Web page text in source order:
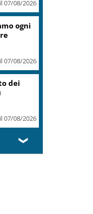
il 07/08/2026
ogni
il 07/08/2026
dei
il 07/08/2026
❯